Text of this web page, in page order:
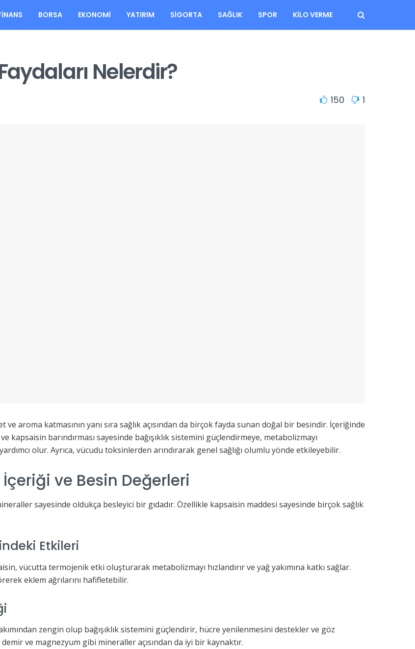
BORSA EKONOMI YATIRIM SIGORTA SAĞLIK SPOR KILO VERME
Nelerdir?
150 1
ve aroma katmasının yanı sıra sağlık açısından da birçok fayda sunan doğal bir besindir. İçeriğinde
barındırması sayesinde bağışıklık sistemini güçlendirmeye, metabolizmayı
olur. Ayrıca, vücudu toksinlerden arındırarak genel sağlığı olumlu yönde etkileyebilir.
İçeriği ve Besin Değerleri
sayesinde oldukça besleyici bir gıdadır. Özellikle kapsaisin maddesi sayesinde birçok sağlık
Etkileri
vücutta termojenik etki oluşturarak metabolizmayı hızlandırır ve yağ yakımına katkı sağlar.
eklem ağrılarını hafifletebilir.
zengin olup bağışıklık sistemini güçlendirir, hücre yenilenmesini destekler ve göz
demir ve magnezyum gibi mineraller açısından da iyi bir kaynaktır.